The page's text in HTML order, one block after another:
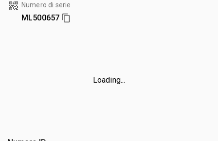
Numero di serie
ML500657
Loading...